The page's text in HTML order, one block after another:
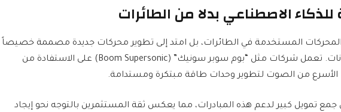
الاصطناعي بدلا من الطائرات
المحركات المستخدمة في الطائرات، بل امتد إلى تطوير محركات جديدة مصممة خصيصاً
لتلبية متطلبات مراكز البيانات. تعمل شركات مثل “بوم سوبر سونيك” (Boom Supersonic) على الاستفادة من
الأسرع من الصوت لتطوير وحدات طاقة مبتكرة ومستدامة.
تمويل كبير لدعم هذه المبادرات، مما يعكس ثقة المستثمرين بالتوجه نحو إيجاد